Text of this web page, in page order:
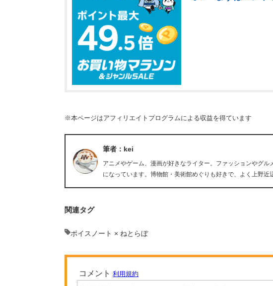
※本ページはアフィリエイトプログラムによる収益を得ています
筆者：kei
アニメやゲーム、漫画が好きなライター。ファッションやグ
になっています。博物館・美術館めぐりも好きで、よく上野近
関連タグ
ボイスノート × ねとらぼ